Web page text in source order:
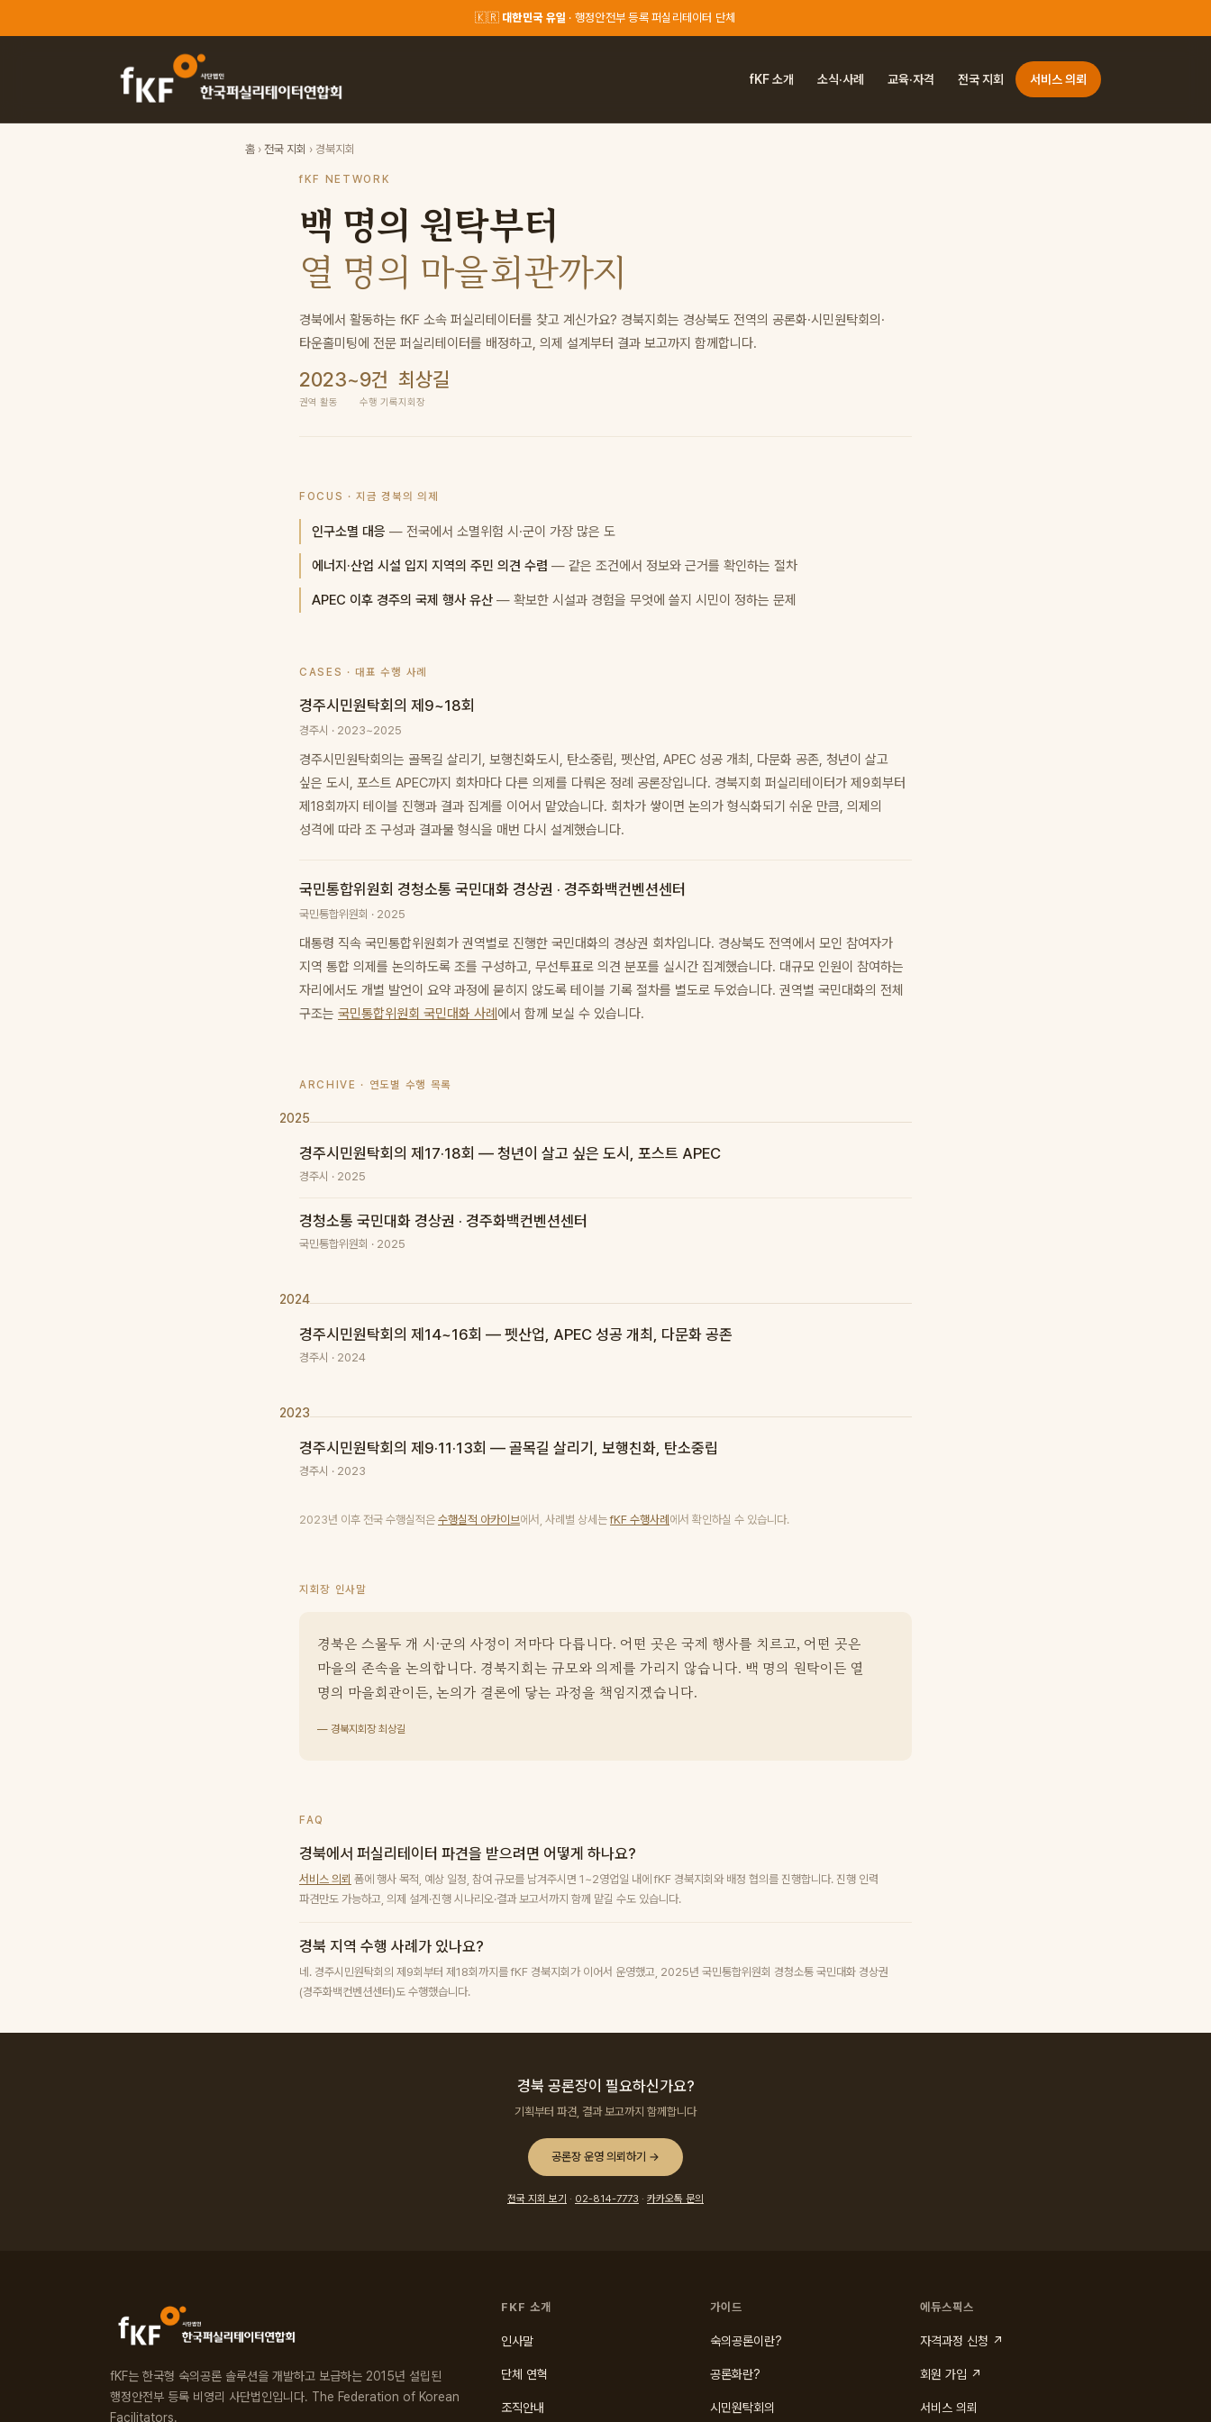
🇰🇷 대한민국 유일 · 행정안전부 등록 퍼실리테이터 단체
fKF 소개 소식·사례 교육·자격 전국 지회 서비스 의뢰
홈 › 전국 지회 › 경북지회
fKF NETWORK
경북 퍼실리테이터 — 한국퍼실리테이터연합회 경북지회
백 명의 원탁부터
열 명의 마을회관까지
경북에서 활동하는 fKF 소속 퍼실리테이터를 찾고 계신가요? 경북지회는 경상북도 전역의 공론화·시민원탁회의·
타운홀미팅에 전문 퍼실리테이터를 배정하고, 의제 설계부터 결과 보고까지 함께합니다.
2023~
권역 활동
9건
수행 기록
최상길
지회장
FOCUS · 지금 경북의 의제
인구소멸 대응 — 전국에서 소멸위험 시·군이 가장 많은 도
에너지·산업 시설 입지 지역의 주민 의견 수렴 — 같은 조건에서 정보와 근거를 확인하는 절차
APEC 이후 경주의 국제 행사 유산 — 확보한 시설과 경험을 무엇에 쓸지 시민이 정하는 문제
CASES · 대표 수행 사례
경주시민원탁회의 제9~18회
경주시 · 2023~2025
경주시민원탁회의는 골목길 살리기, 보행친화도시, 탄소중립, 펫산업, APEC 성공 개최, 다문화 공존, 청년이 살고
싶은 도시, 포스트 APEC까지 회차마다 다른 의제를 다뤄온 정례 공론장입니다. 경북지회 퍼실리테이터가 제9회부터
제18회까지 테이블 진행과 결과 집계를 이어서 맡았습니다. 회차가 쌓이면 논의가 형식화되기 쉬운 만큼, 의제의
성격에 따라 조 구성과 결과물 형식을 매번 다시 설계했습니다.
국민통합위원회 경청소통 국민대화 경상권 · 경주화백컨벤션센터
국민통합위원회 · 2025
대통령 직속 국민통합위원회가 권역별로 진행한 국민대화의 경상권 회차입니다. 경상북도 전역에서 모인 참여자가
지역 통합 의제를 논의하도록 조를 구성하고, 무선투표로 의견 분포를 실시간 집계했습니다. 대규모 인원이 참여하는
자리에서도 개별 발언이 요약 과정에 묻히지 않도록 테이블 기록 절차를 별도로 두었습니다. 권역별 국민대화의 전체
구조는 국민통합위원회 국민대화 사례 에서 함께 보실 수 있습니다.
ARCHIVE · 연도별 수행 목록
2025
경주시민원탁회의 제17·18회 — 청년이 살고 싶은 도시, 포스트 APEC
경주시 · 2025
경청소통 국민대화 경상권 · 경주화백컨벤션센터
국민통합위원회 · 2025
2024
경주시민원탁회의 제14~16회 — 펫산업, APEC 성공 개최, 다문화 공존
경주시 · 2024
2023
경주시민원탁회의 제9·11·13회 — 골목길 살리기, 보행친화, 탄소중립
경주시 · 2023
2023년 이후 전국 수행실적은 수행실적 아카이브에서, 사례별 상세는fKF 수행사례 에서 확인하실 수 있습니다.
지회장 인사말
경북은 스물두 개 시·군의 사정이 저마다 다릅니다. 어떤 곳은 국제 행사를 치르고, 어떤 곳은
마을의 존속을 논의합니다. 경북지회는 규모와 의제를 가리지 않습니다. 백 명의 원탁이든 열
명의 마을회관이든, 논의가 결론에 닿는 과정을 책임지겠습니다.
— 경북지회장 최상길
FAQ
경북에서 퍼실리테이터 파견을 받으려면 어떻게 하나요?
서비스 의뢰 폼에 행사 목적, 예상 일정, 참여 규모를 남겨주시면 1~2영업일 내에 fKF 경북지회와 배정 협의를 진행합니다. 진행 인력
파견만도 가능하고, 의제 설계·진행 시나리오·결과 보고서까지 함께 맡길 수도 있습니다.
경북 지역 수행 사례가 있나요?
네. 경주시민원탁회의 제9회부터 제18회까지를 fKF 경북지회가 이어서 운영했고, 2025년 국민통합위원회 경청소통 국민대화 경상권
(경주화백컨벤션센터)도 수행했습니다.
경북 공론장이 필요하신가요?
기획부터 파견, 결과 보고까지 함께합니다
공론장 운영 의뢰하기 →
전국 지회 보기 · 02-814-7773 · 카카오톡 문의
fKF는 한국형 숙의공론 솔루션을 개발하고 보급하는 2015년 설립된
행정안전부 등록 비영리 사단법인입니다. The Federation of Korean
Facilitators.
FKF 소개
인사말
단체 연혁
조직안내
가이드
숙의공론이란?
공론화란?
시민원탁회의
에듀스픽스
자격과정 신청 ↗
회원 가입 ↗
서비스 의뢰